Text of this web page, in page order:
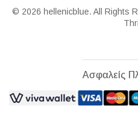
© 2026 hellenicblue. All Rights
Ασφαλείς